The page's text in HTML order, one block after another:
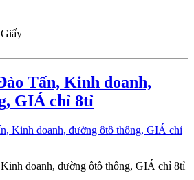
Tấn, Kinh doanh,
GIÁ chỉ 8tỉ
doanh, đường ôtô thông, GIÁ chỉ 8tỉ